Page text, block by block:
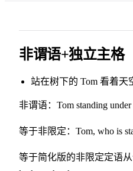
非谓语+独立主格
站在树下的 Tom 看着天
非谓语：Tom standing under
等于非限定：Tom, who is
等于简化版的非限定定语从